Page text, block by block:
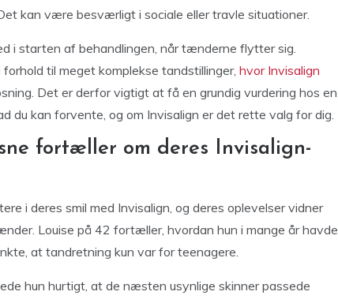
kan være besværligt i sociale eller travle situationer.
i starten af behandlingen, når tænderne flytter sig.
til meget komplekse tandstillinger, hvor Invisalign
Det er derfor vigtigt at få en grundig vurdering hos en
du kan forvente, og om Invisalign er det rette valg for dig.
fortæller om deres Invisalign-
i deres smil med Invisalign, og deres oplevelser vidner
Louise på 42 fortæller, hvordan hun i mange år havde
at tandretning kun var for teenagere.
hun hurtigt, at de næsten usynlige skinner passede